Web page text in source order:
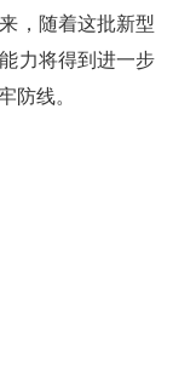
，随着这批新型
力将得到进一步
防线。